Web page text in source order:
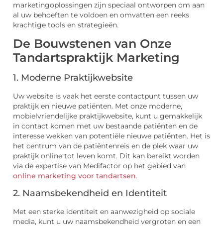
marketingoplossingen zijn speciaal ontworpen om aan
al uw behoeften te voldoen en omvatten een reeks
krachtige tools en strategieën.
De Bouwstenen van Onze
Tandartspraktijk Marketing
1. Moderne Praktijkwebsite
Uw website is vaak het eerste contactpunt tussen uw
praktijk en nieuwe patiënten. Met onze moderne,
mobielvriendelijke praktijkwebsite, kunt u gemakkelijk
in contact komen met uw bestaande patiënten en de
interesse wekken van potentiële nieuwe patiënten. Het is
het centrum van de patiëntenreis en de plek waar uw
praktijk online tot leven komt. Dit kan bereikt worden
via de expertise van Medifactor op het gebied van
online marketing voor tandartsen.
2. Naamsbekendheid en Identiteit
Met een sterke identiteit en aanwezigheid op sociale
media, kunt u uw naamsbekendheid vergroten en een